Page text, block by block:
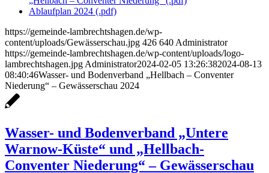
Ablaufplan 2024 (.pdf)
https://gemeinde-lambrechtshagen.de/wp-
content/uploads/Gewässerschau.jpg 426 640 Administrator
https://gemeinde-lambrechtshagen.de/wp-content/uploads/logo-
lambrechtshagen.jpg Administrator2024-02-05 13:26:382024-08-13
08:40:46Wasser- und Bodenverband „Hellbach – Conventer
Niederung“ – Gewässerschau 2024
Wasser- und Bodenverband „Untere
Warnow-Küste“ und „Hellbach-
Conventer Niederung“ – Gewässerschau